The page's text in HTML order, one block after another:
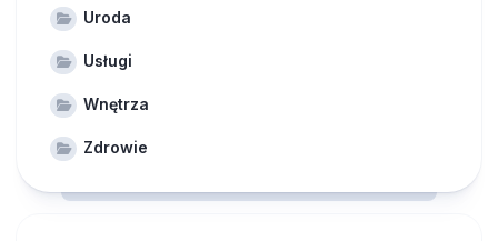
Uroda
Usługi
Wnętrza
Zdrowie